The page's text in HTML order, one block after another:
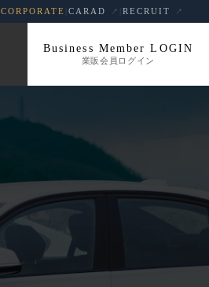
CORPORATE |CARAD |RECRUIT
Business Member LOGIN
業販会員ログイン